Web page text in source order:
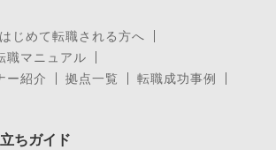
はじめて転職される方へ
職マニュアル
ー紹介
拠点一覧
転職成功事例
ちガイド